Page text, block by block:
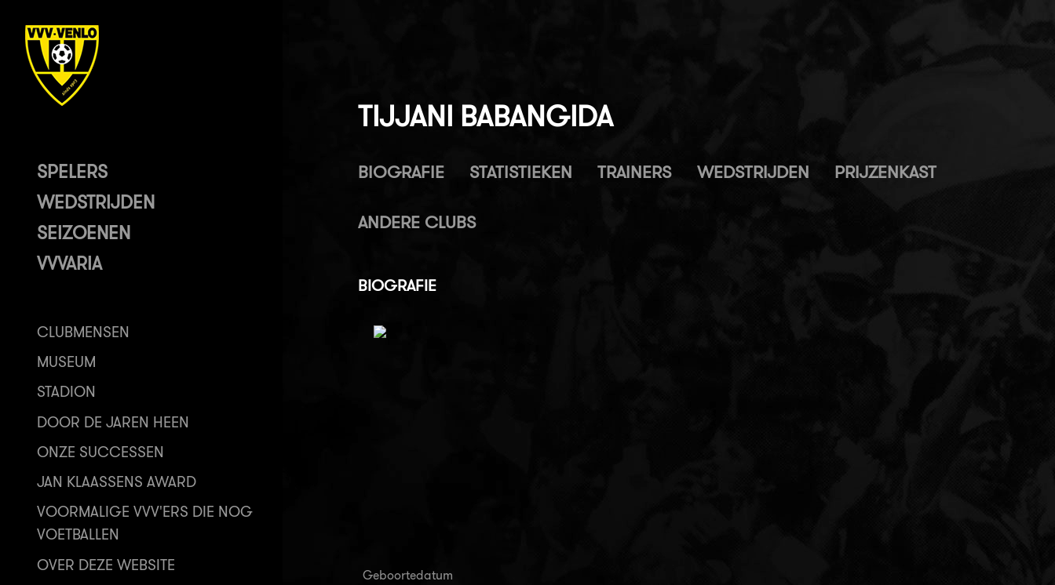
SPELERS
WEDSTRIJDEN
SEIZOENEN
VVVARIA
CLUBMENSEN
MUSEUM
STADION
DOOR DE JAREN HEEN
ONZE SUCCESSEN
JAN KLAASSENS AWARD
VOORMALIGE VVV'ERS DIE NOG
VOETBALLEN
OVER DEZE WEBSITE
TIJJANI BABANGIDA
BIOGRAFIE STATISTIEKEN TRAINERS WEDSTRIJDEN PRIJZENKAST
ANDERE CLUBS
BIOGRAFIE
Geboortedatum